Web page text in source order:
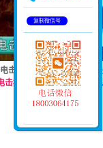
击棍 高压电击强光手电-联
击棍9000万伏，防身电击棍
复制微信号